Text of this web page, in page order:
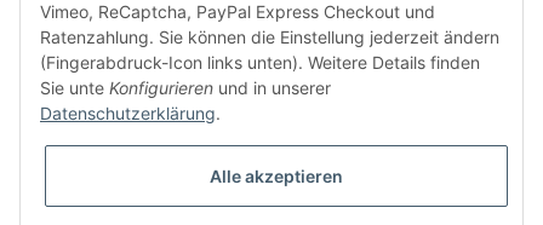
* Alle Preise inkl. gesetzlicher USt., zzgl.
Vimeo, ReCaptcha, PayPal Express Checkout und
Ratenzahlung. Sie können die Einstellung jederzeit ändern
(Fingerabdruck-Icon links unten). Weitere Details finden
Sie unte Konfigurieren und in unserer
Datenschutzerklärung.
Alle akzeptieren